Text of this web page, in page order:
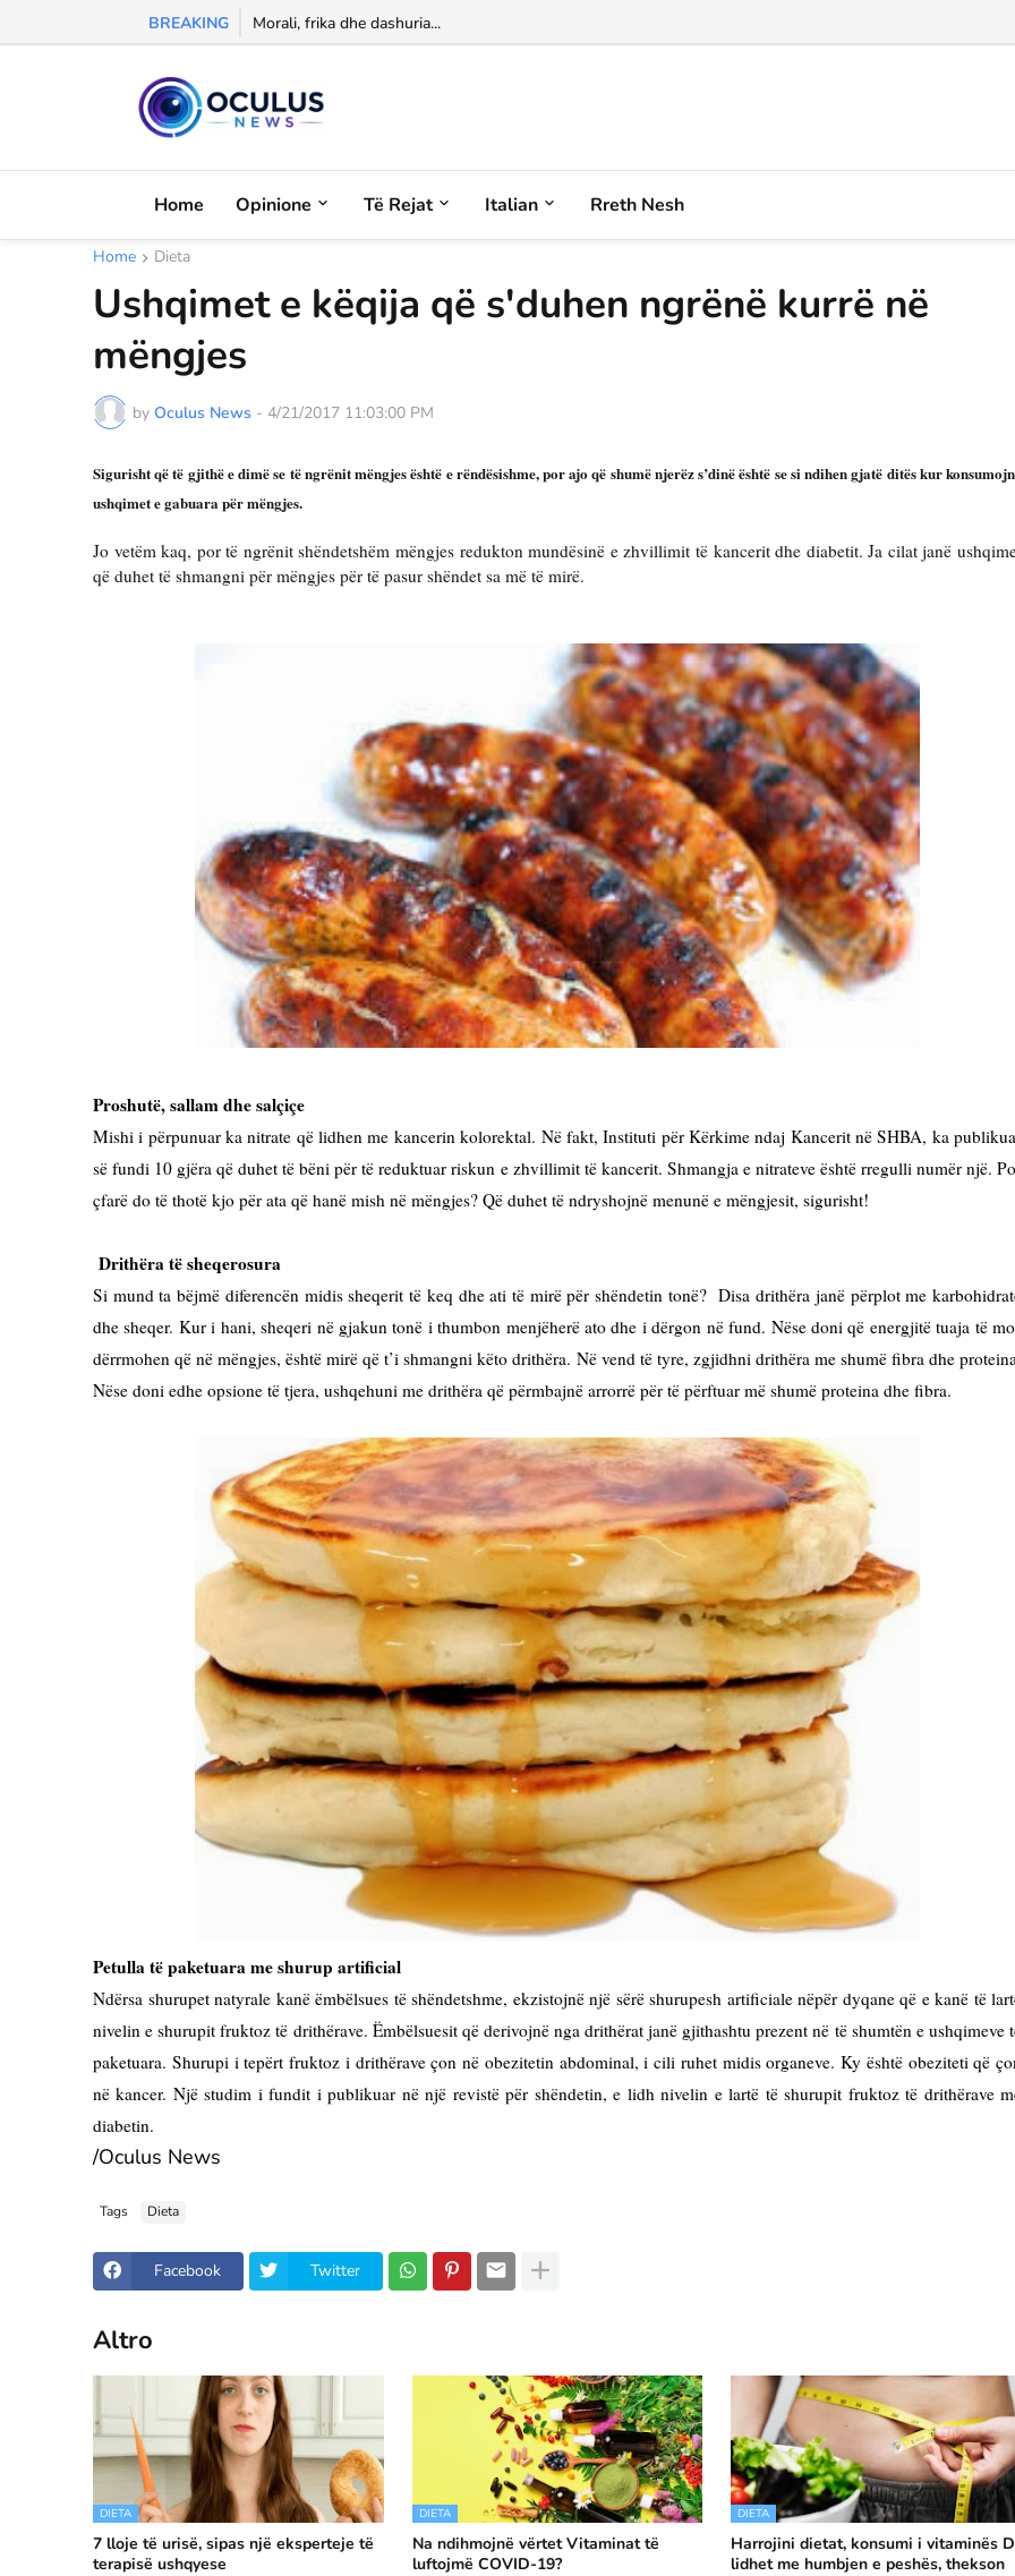
BREAKING Morali, frika dhe dashuria...
Home Opinione Të Rejat Italian Rreth Nesh
Home Dieta
Ushqimet e këqija që s'duhen ngrënë kurrë në
mëngjes
by Oculus News - 4/21/2017 11:03:00 PM
Sigurisht që të gjithë e dimë se të ngrënit mëngjes është e rëndësishme, por ajo që shumë njerëz s’dinë është se si ndihen gjatë ditës kur
ushqimet e gabuara për mëngjes.
Jo vetëm kaq, por të ngrënit shëndetshëm mëngjes redukton mundësinë e zhvillimit të kancerit dhe diabetit. Ja cilat janë
që duhet të shmangni për mëngjes për të pasur shëndet sa më të mirë.
Proshutë, sallam dhe salçiçe
Mishi i përpunuar ka nitrate që lidhen me kancerin kolorektal. Në fakt, Instituti për Kërkime ndaj Kancerit në SHBA, ka
së fundi 10 gjëra që duhet të bëni për të reduktuar riskun e zhvillimit të kancerit. Shmangja e nitrateve është rregulli numër një.
çfarë do të thotë kjo për ata që hanë mish në mëngjes? Që duhet të ndryshojnë menunë e mëngjesit, sigurisht!
Drithëra të sheqerosura
Si mund ta bëjmë diferencën midis sheqerit të keq dhe ati të mirë për shëndetin tonë? Disa drithëra janë përplot me
dhe sheqer. Kur i hani, sheqeri në gjakun tonë i thumbon menjëherë ato dhe i dërgon në fund. Nëse doni që energjitë tuaja të
dërrmohen që në mëngjes, është mirë që t’i shmangni këto drithëra. Në vend të tyre, zgjidhni drithëra me shumë fibra dhe
Nëse doni edhe opsione të tjera, ushqehuni me drithëra që përmbajnë arrorrë për të përftuar më shumë proteina dhe fibra.
Petulla të paketuara me shurup artificial
Ndërsa shurupet natyrale kanë ëmbëlsues të shëndetshme, ekzistojnë një sërë shurupesh artificiale nëpër dyqane që e kanë të
nivelin e shurupit fruktoz të drithërave. Ëmbëlsuesit që derivojnë nga drithërat janë gjithashtu prezent në të shumtën e ushqimeve
paketuara. Shurupi i tepërt fruktoz i drithërave çon në obezitetin abdominal, i cili ruhet midis organeve. Ky është obeziteti që
në kancer. Një studim i fundit i publikuar në një revistë për shëndetin, e lidh nivelin e lartë të shurupit fruktoz të drithërave
diabetin.
/Oculus News
Tags Dieta
Facebook Twitter
Altro
DIETA
7 lloje të urisë, sipas një eksperteje të
terapisë ushqyese
DIETA
Na ndihmojnë vërtet Vitaminat të
luftojmë COVID-19?
DIETA
Harrojini dietat, konsumi i vitaminës D
lidhet me humbjen e peshës, thekson